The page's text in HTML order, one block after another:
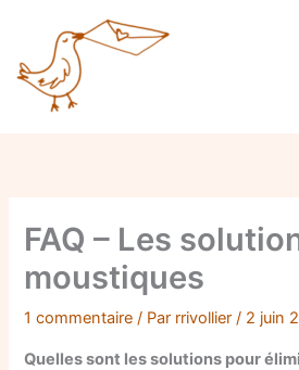
contenu
FAQ – Les
moustiques
1 commentaire / Par rrivollier/ 2 juin
Quelles sont les solutions pour